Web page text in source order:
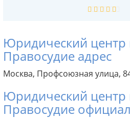
Юридический
Правосудие адрес
Москва, Профсоюзная улица,
Юридический
Правосудие